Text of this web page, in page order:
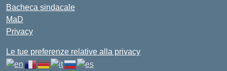
Bacheca sindacale
MaD
Privacy
Le tue preferenze relative alla privacy